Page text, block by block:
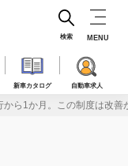
新車カタログ 自動車求人
検索 MENU
から1か月。この制度は改善